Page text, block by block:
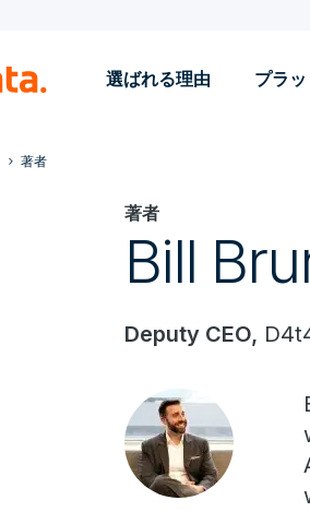
選ばれる理由 プラ
著者
著者
Bill
Deputy CEO,